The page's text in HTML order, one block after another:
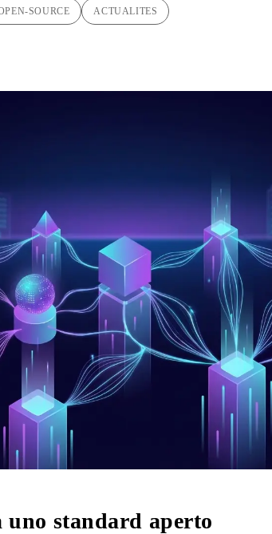
SOURCE ACTUALITES
uno standard aperto